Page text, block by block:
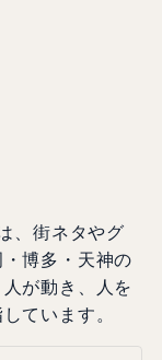
、街ネタやグ
博多・天神の
が動き、人を
ています。